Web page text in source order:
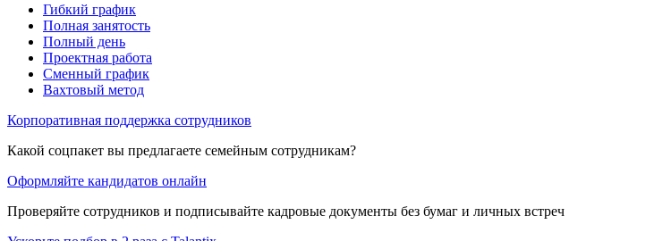
Гибкий график
Полная занятость
Полный день
Проектная работа
Сменный график
Вахтовый метод
Корпоративная поддержка сотрудников
Какой соцпакет вы предлагаете семейным сотрудникам?
Оформляйте кандидатов онлайн
Проверяйте сотрудников и подписывайте кадровые документы без бумаг и личных встреч